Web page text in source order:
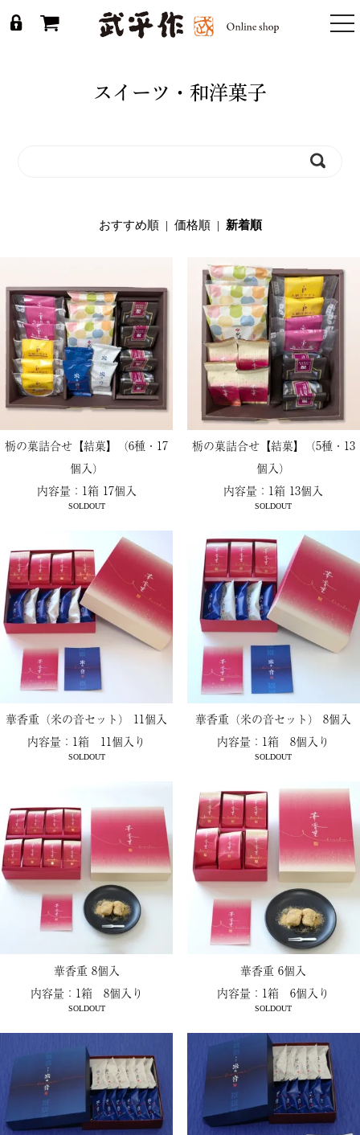
スイーツ・和洋菓子
おすすめ順| 価格順| 新着順
栃の菓詰合せ【結菓】（6種・17
個入）
内容量：1箱 17個入
SOLDOUT
栃の菓詰合せ【結菓】（5種・13
個入）
内容量：1箱 13個入
SOLDOUT
華香重（米の音セット） 11個入
内容量：1箱 11個入り
SOLDOUT
華香重（米の音セット） 8個入
内容量：1箱 8個入り
SOLDOUT
華香重 8個入
内容量：1箱 8個入り
SOLDOUT
華香重 6個入
内容量：1箱 6個入り
SOLDOUT